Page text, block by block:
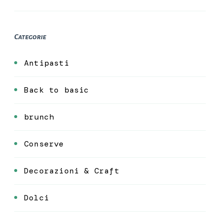
Categorie
Antipasti
Back to basic
brunch
Conserve
Decorazioni & Craft
Dolci